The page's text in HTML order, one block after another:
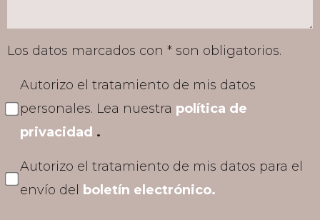
Los datos marcados con * son obligatorios.
Autorizo el tratamiento de mis datos
personales. Lea nuestra política de
privacidad .
Autorizo el tratamiento de mis datos para el
envío del
boletín electrónico.